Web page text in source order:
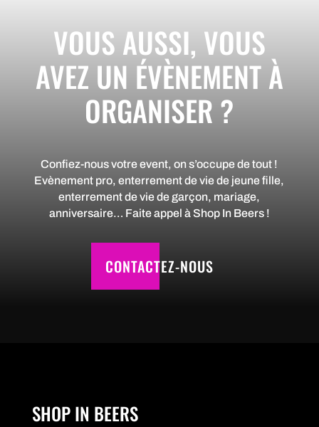
VOUS AUSSI, VOUS
AVEZ UN ÉVÈNEMENT À
ORGANISER ?
Confiez-nous votre event, on s’occupe de tout !
Evènement pro, enterrement de vie de jeune fille,
enterrement de vie de garçon, mariage,
anniversaire… Faite appel à Shop In Beers !
CONTACTEZ-NOUS
SHOP IN BEERS